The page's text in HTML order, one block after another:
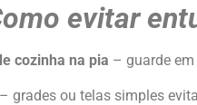
evitar
cozinha na pia – guarde
– grades ou telas simples